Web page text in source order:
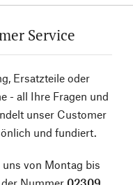
Service
Ersatzteile oder
- all Ihre Fragen und
unser Customer
und fundiert.
uns von Montag bis